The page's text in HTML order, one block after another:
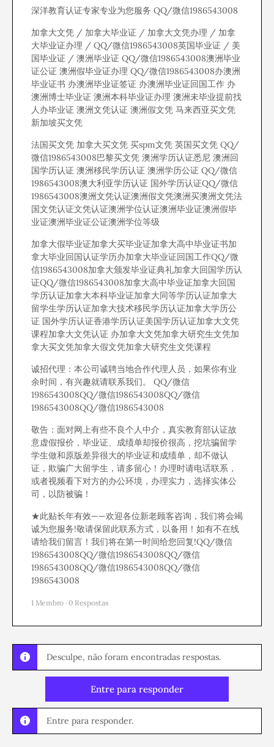
深洋教育认证专家专业为您服务 QQ/微信1986543008
加拿大文凭 / 加拿大毕业证 / 加拿大文凭办理 / 加拿
大毕业证办理 / QQ/微信1986543008英国毕业证 / 美
国毕业证 / 澳洲毕业证 QQ/微信1986543008澳洲毕业
证公证 澳洲假毕业证办理 QQ/微信1986543008办澳洲
毕业证书 办澳洲毕业证签证 办澳洲毕业证回国工作 办
澳洲博士毕业证 澳洲本科毕业证办理 澳洲未毕业提前找
人办毕业证 澳洲文凭认证 澳洲假文凭 马来西亚买文凭
新加坡买文凭
法国买文凭 加拿大买文凭 买spm文凭 英国买文凭 QQ/
微信1986543008巴黎买文凭 澳洲学历认证悉尼 澳洲回
国学历认证 澳洲移民学历认证 澳洲学历公证 QQ/微信
1986543008澳大利亚学历认证 国外学历认证QQ/微信
1986543008澳洲文凭认证澳洲假文凭澳洲买澳洲文凭法
国文凭认证文凭认证澳洲学位认证澳洲毕业证澳洲假毕
业证澳洲毕业证公证澳洲学位等级
加拿大假毕业证加拿大买毕业证加拿大高中毕业证书加
拿大毕业回国认证学历办加拿大毕业证回国工作QQ/微
信1986543008加拿大颁发毕业证典礼加拿大回国学历认
证QQ/微信1986543008加拿大高中毕业证加拿大回国
学历认证加拿大本科毕业证加拿大同等学历认证加拿大
留学生学历认证加拿大技术移民学历认证加拿大学历公
证 国外学历认证香港学历认证美国学历认证加拿大文凭
课程加拿大文凭认证 办加拿大文凭加拿大研究生文凭加
拿大买文凭加拿大假文凭加拿大研究生文凭课程
诚招代理：本公司诚聘当地合作代理人员，如果你有业
余时间，有兴趣就请联系我们。 QQ/微信
1986543008QQ/微信1986543008QQ/微信
1986543008QQ/微信1986543008
敬告：面对网上有些不良个人中介，真实教育部认证故
意虚假报价，毕业证、成绩单却报价很高，挖坑骗留学
学生做和原版差异很大的毕业证和成绩单，却不做认
证，欺骗广大留学生，请多留心！办理时请电话联系，
或者视频看下对方的办公环境，办理实力，选择实体公
司，以防被骗！
★此贴长年有效——欢迎各位新老顾客咨询，我们将会竭
诚为您服务!敬请保留此联系方式，以备用！如有不在线
请给我们留言！我们将在第一时间给您回复!QQ/微信
1986543008QQ/微信1986543008QQ/微信
1986543008QQ/微信1986543008QQ/微信
1986543008
1 Membro · 0 Respostas
Desculpe, não foram encontradas respostas.
Entre para responder
Entre para responder.